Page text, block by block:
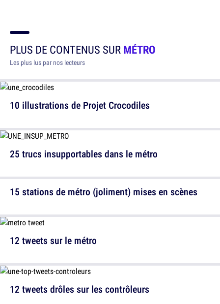
PLUS DE CONTENUS SURMÉTRO
Les plus lus par nos lecteurs
10 illustrations de Projet Crocodiles
12 tweets sur le métro
25 trucs insupportables dans le métro
15 stations de métro (joliment) mises en scènes
12 tweets drôles sur les contrôleurs